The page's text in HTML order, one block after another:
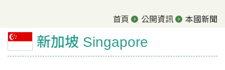
首頁 公開資訊 本國新聞
新加坡 Singapore